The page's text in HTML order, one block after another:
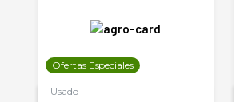
Ofertas Especiales
Usado